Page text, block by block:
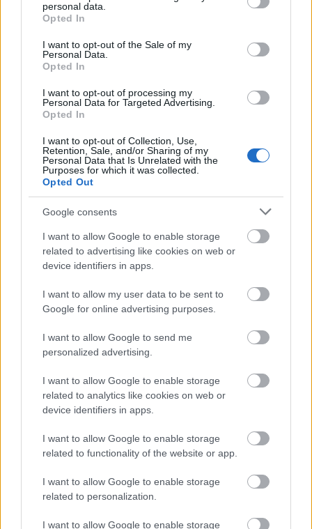
grant or deny consent to Google and its third-party tags to
use your data for below specified purposes in below Google
consent section.
personal data.
Opted In
I want to opt-out of the Sale of my
Personal Data.
Opted In
I want to opt-out of processing my
Personal Data for Targeted Advertising.
Opted In
I want to opt-out of Collection, Use,
Retention, Sale, and/or Sharing of my
Personal Data that Is Unrelated with the
Purposes for which it was collected.
Opted Out
Google consents
I want to allow Google to enable storage
related to advertising like cookies on web or
device identifiers in apps.
I want to allow my user data to be sent to
Google for online advertising purposes.
I want to allow Google to send me
personalized advertising.
I want to allow Google to enable storage
related to analytics like cookies on web or
device identifiers in apps.
I want to allow Google to enable storage
related to functionality of the website or app.
I want to allow Google to enable storage
related to personalization.
I want to allow Google to enable storage
6. - Mesterek és tanítványok (2024)
Újabb remek kalandok a Pantherán
FilmBaráth•2025. január 15.
Újabb remek kalandok a Pantherán. Mindig jó
visszatérni erre a helyre, mert izgalmas, ugyanakkor
ahogyan egyre többet járunk ide. Szintén jó újra
találkozni régi barátainkkal, Kismukk-kal, Vincével,
Noémivel, és természetesen Rozi nénivel és Mihály…
Könyvajánló: Alföldi Róbert:
Főszerepben (2024)
Kiváló művészinterjúk
FilmBaráth•2025. január 13.
Kiváló művészinterjúk. Manapság nagyon ritkán